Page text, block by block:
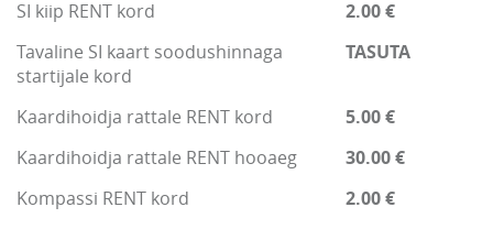
SI kiip RENT kord
2.00 €
Tavaline SI kaart soodushinnaga
startijale kord
TASUTA
Kaardihoidja rattale RENT kord
5.00 €
Kaardihoidja rattale RENT hooaeg
30.00 €
Kompassi RENT kord
2.00 €